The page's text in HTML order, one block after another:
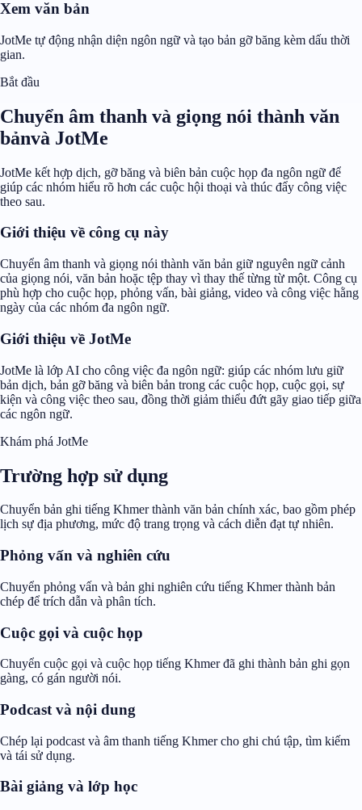
Xem văn bản
JotMe tự động nhận diện ngôn ngữ và tạo bản gỡ băng kèm dấu thời
gian.
Bắt đầu
Chuyển âm thanh và giọng nói thành văn
bảnvà JotMe
JotMe kết hợp dịch, gỡ băng và biên bản cuộc họp đa ngôn ngữ để
giúp các nhóm hiểu rõ hơn các cuộc hội thoại và thúc đẩy công việc
theo sau.
Giới thiệu về công cụ này
Chuyển âm thanh và giọng nói thành văn bản giữ nguyên ngữ cảnh
của giọng nói, văn bản hoặc tệp thay vì thay thế từng từ một. Công cụ
phù hợp cho cuộc họp, phỏng vấn, bài giảng, video và công việc hằng
ngày của các nhóm đa ngôn ngữ.
Giới thiệu về JotMe
JotMe là lớp AI cho công việc đa ngôn ngữ: giúp các nhóm lưu giữ
bản dịch, bản gỡ băng và biên bản trong các cuộc họp, cuộc gọi, sự
kiện và công việc theo sau, đồng thời giảm thiểu đứt gãy giao tiếp giữa
các ngôn ngữ.
Khám phá JotMe
Trường hợp sử dụng
Chuyển bản ghi tiếng Khmer thành văn bản chính xác, bao gồm phép
lịch sự địa phương, mức độ trang trọng và cách diễn đạt tự nhiên.
Phỏng vấn và nghiên cứu
Chuyển phỏng vấn và bản ghi nghiên cứu tiếng Khmer thành bản
chép để trích dẫn và phân tích.
Cuộc gọi và cuộc họp
Chuyển cuộc gọi và cuộc họp tiếng Khmer đã ghi thành bản ghi gọn
gàng, có gán người nói.
Podcast và nội dung
Chép lại podcast và âm thanh tiếng Khmer cho ghi chú tập, tìm kiếm
và tái sử dụng.
Bài giảng và lớp học